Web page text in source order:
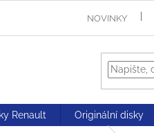
NOVINKY
Renault Originální disky